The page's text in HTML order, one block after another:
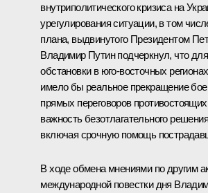
внутриполитического кризиса на
урегулирования ситуации, в том
плана, выдвинутого Президентом
Владимир Путин подчеркнул, что
обстановки в юго-восточных
имело бы реальное прекращение
прямых переговоров
важность безотлагательного
включая срочную помощь
В ходе обмена мнениями по другим
международной повестки дня